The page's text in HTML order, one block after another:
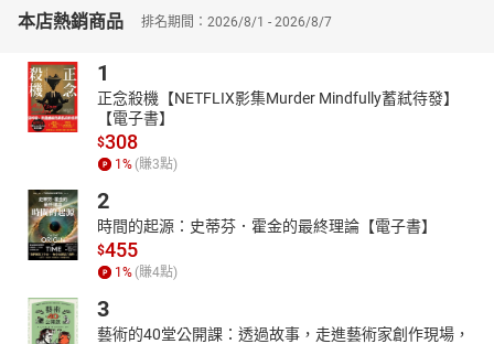
【脫穎而出】
中的重要性，並提供了一系列實用的工具和技巧，例如腦力激盪法
和六頂思考帽等等，協助讀者發揮團隊的創新潛能。作者更是鼓勵
讀者要勇於嘗試新的方法，持續學習和改進。他深信每個人都擁有
創新的潛力，只要找到適合自己的創新密碼，就能實現自己腦中獨
一無二的藍圖，成功地脫穎而出。
本書特色：本書從多個角度切入探索創新的本質，從突破思維障礙
到團隊合作，再到解決問題的步驟，更是提供了豐富的實例和具體
運用方法，幫助讀者了解創新過程中的關鍵因素，讓讀者能夠有系
統地培養創新能力並將其付諸實踐。使得本書成為一本既豐富又實
用的指南，不論是尋求個人成長還是組織發展的讀者，都能獲益良
多。
本店熱銷商品 排名期間：2026/8/1 - 2026/8/7
1
正念殺機【NETFLIX影集Murder Mindfully蓄弒待發】
【電子書】
$308
1 % (賺3點)
2
時間的起源：史蒂芬．霍金的最終理論【電子書】
$455
1 % (賺4點)
3
藝術的40堂公開課：透過故事，走進藝術家創作現場，